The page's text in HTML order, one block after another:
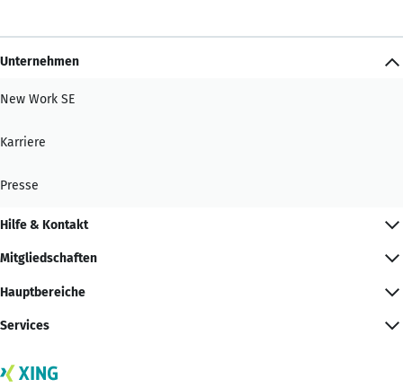
Unternehmen
New Work SE
Karriere
Presse
Hilfe & Kontakt
Mitgliedschaften
Hauptbereiche
Services